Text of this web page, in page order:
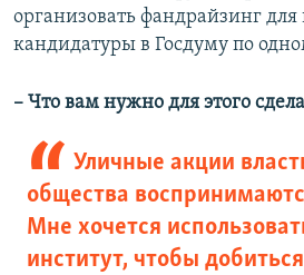
организовать фандрайзинг
кандидатуры в Госдуму по
– Что вам нужно для этого
Уличные акции
общества
Мне хочется
институт, чтобы